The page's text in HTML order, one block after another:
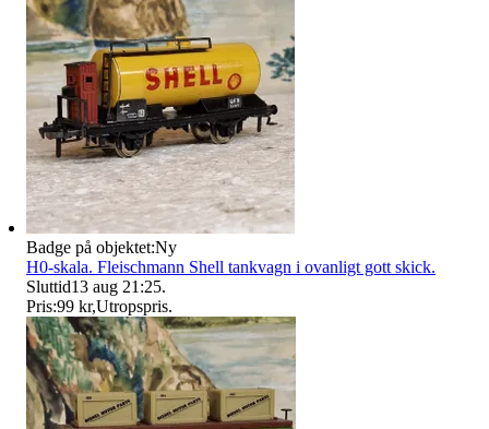
Badge på objektet:Ny
H0-skala. Fleischmann Shell tankvagn i ovanligt gott skick.
Sluttid13 aug 21:25.
Pris:99 kr,Utropspris.